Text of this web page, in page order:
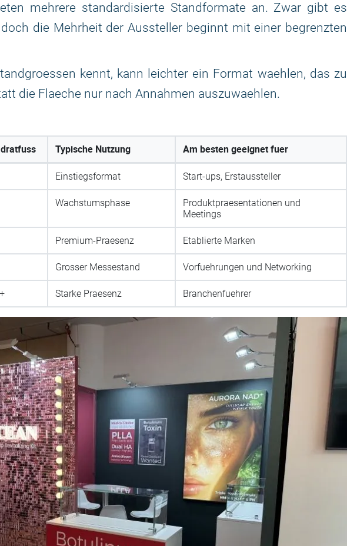
mehrere standardisierte Standformate an. Zwar gibt es
die Mehrheit der Aussteller beginnt mit einer begrenzten
kennt, kann leichter ein Format waehlen, das zu
die Flaeche nur nach Annahmen auszuwaehlen.
Typische Nutzung Am besten geeignet fuer
Einstiegsformat Start-ups, Erstaussteller
Wachstumsphase
Produktpraesentationen und
Meetings
Premium-Praesenz Etablierte Marken
Grosser Messestand Vorfuehrungen und Networking
Starke Praesenz Branchenfuehrer